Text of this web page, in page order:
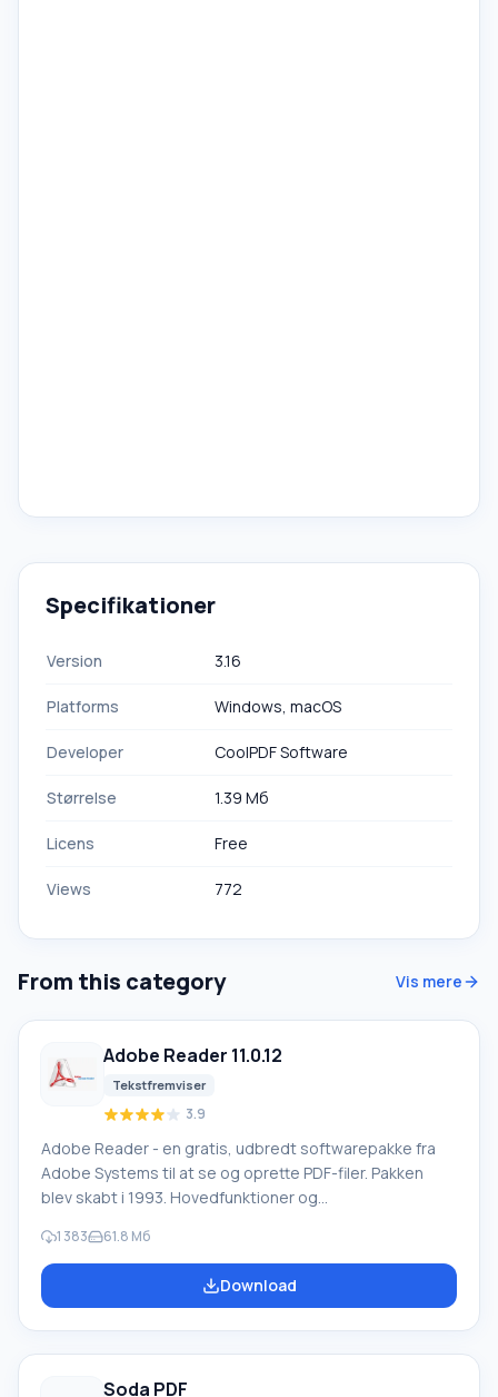
Specifikationer
Version 3.16
Platforms Windows, macOS
Developer CoolPDF Software
Størrelse 1.39 Mб
Licens Free
Views 772
From this category Vis mere
Adobe Reader 11.0.12
Tekstfremviser
3.9
Adobe Reader - en gratis, udbredt softwarepakke fra
Adobe Systems til at se og oprette PDF-filer. Pakken
blev skabt i 1993. Hovedfunktioner og
versioner med forskellig funktionalitet: Adobe Acrobat
Professional, Adobe Acrobat Standard, Adobe Acrobat
Elements, Adobe Acrobat Professional Extended. For
1 383 61.8 Мб
Download
Soda PDF